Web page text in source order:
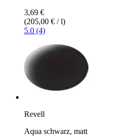
3,69 €
(205,00 € / l)
5.0 (4)
Revell
Aqua schwarz, matt